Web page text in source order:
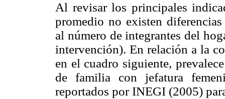
Al revisar los principales
promedio no existen
al número de integrantes del
intervención). En relación a la
en el cuadro siguiente,
de familia con jefatura
reportados por INEGI (2005)